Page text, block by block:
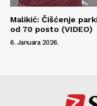
Malikić: Čišćenje
od 70 posto (VIDEO)
6. Januara 2026.